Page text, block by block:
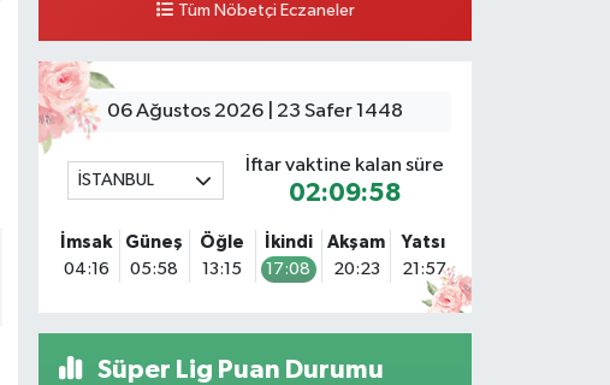
0 (212) 360 18 23 Yol Tarifi Al
Sacide Eczanesi
Karlıktepe Mahallesi Soğanlık Caddesi No:34 A
Bulvar Eczanesi
Ahmet Yesevi Mahallesi Abbas Medeni Sokak 17 A Çiftlik
köprüsünü geçtikten sonra Harman Mobilya arkası,
Tulumba mevki, ECZANELER BÖLGESİ (GÜNEŞ, BULVAR,
0 (216) 208 59 51 Yol Tarifi Al
Tüm Nöbetçi Eczaneler
06 Ağustos 2026 | 23 Safer 1448
İSTANBUL
İftar vaktine kalan süre
02:09:56
İmsak
04:16
Güneş
05:58
Öğle
13:15
İkindi
17:08
Akşam
20:23
Yatsı
21:57
Süper Lig Puan Durumu